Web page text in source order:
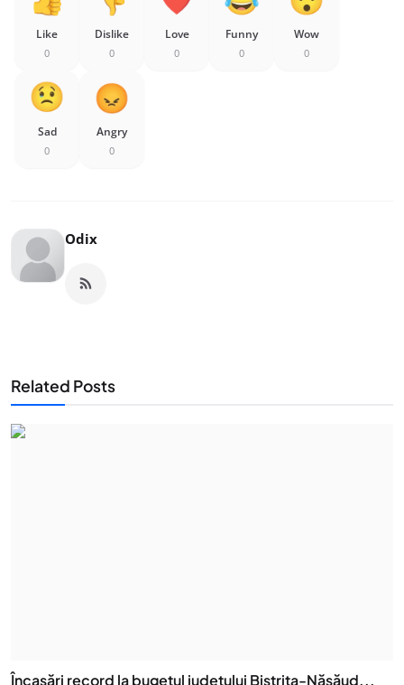
Like
0
Dislike
0
Love
0
Funny
0
Wow
0
Sad
0
Angry
0
Odix
Related Posts
Încasări record la bugetul județului Bistrița-Năsăud...